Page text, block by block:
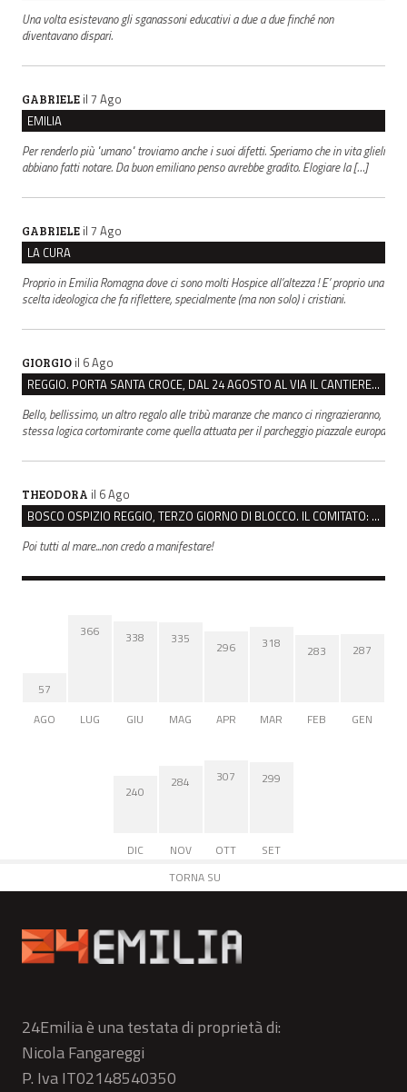
Una volta esistevano gli sganassoni educativi a due a due finché non
diventavano dispari.
GABRIELE il 7 Ago
EMILIA
Per renderlo più "umano" troviamo anche i suoi difetti. Speriamo che in vita glieli
abbiano fatti notare. Da buon emiliano penso avrebbe gradito. Elogiare la […]
GABRIELE il 7 Ago
LA CURA
Proprio in Emilia Romagna dove ci sono molti Hospice all’altezza ! E’ proprio una
scelta ideologica che fa riflettere, specialmente (ma non solo) i cristiani.
GIORGIO il 6 Ago
REGGIO. PORTA SANTA CROCE, DAL 24 AGOSTO AL VIA IL CANTIERE PER IL NUOVO COLLETTORE FOGNARIO
Bello, bellissimo, un altro regalo alle tribù maranze che manco ci ringrazieranno,
stessa logica cortomirante come quella attuata per il parcheggio piazzale europa
THEODORA il 6 Ago
BOSCO OSPIZIO REGGIO, TERZO GIORNO DI BLOCCO. IL COMITATO: “PRESIDIO FINO A VENERDÌ”
Poi tutti al mare...non credo a manifestare!
57
AGO
366
LUG
338
GIU
335
MAG
296
APR
318
MAR
283
FEB
287
GEN
240
DIC
284
NOV
307
OTT
299
SET
TORNA SU
24Emilia è una testata di proprietà di:
Nicola Fangareggi
P. Iva IT02148540350